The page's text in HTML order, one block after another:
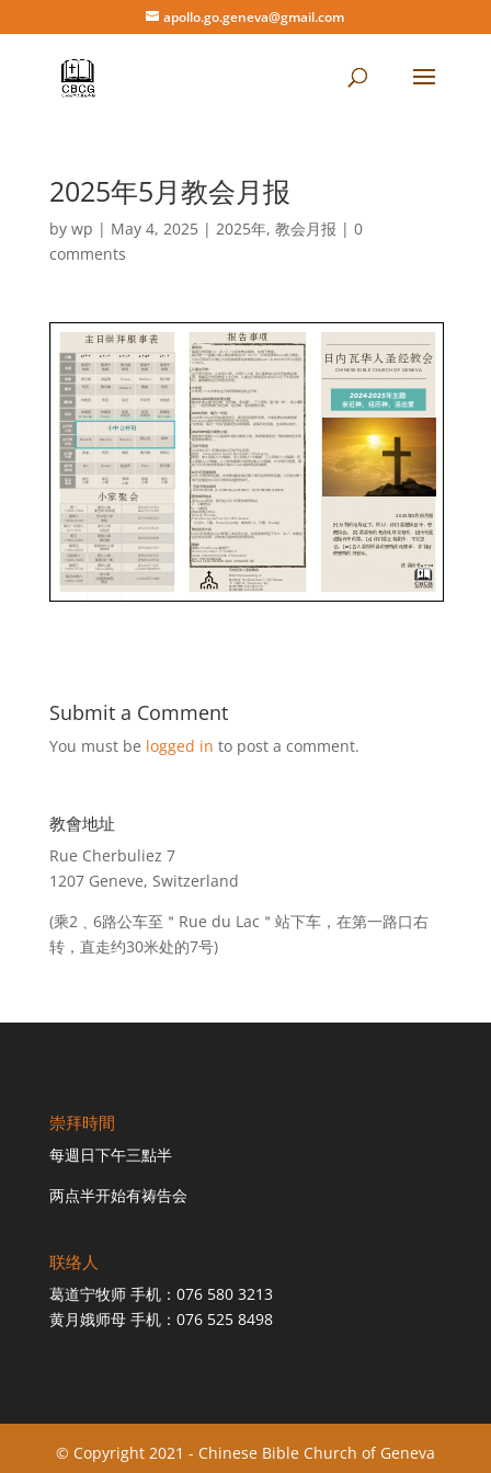
apollo.go.geneva@gmail.com
2025年5月教会月报
by wp | May 4, 2025| 2025年, 教会月报 | 0
comments
Submit a Comment
You must be logged in to post a comment.
教會地址
Rue Cherbuliez 7
1207 Geneve, Switzerland
(乘2﹑6路公车至＂Rue du Lac＂站下车，在第一路口右
转，直走约30米处的7号)
崇拜時間
每週日下午三點半
两点半开始有祷告会
联络人
葛道宁牧师 手机：076 580 3213
黄月娥师母 手机：076 525 8498
© Copyright 2021 - Chinese Bible Church of Geneva